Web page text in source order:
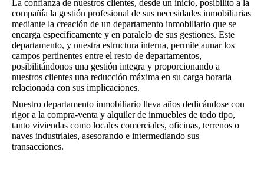
La confianza de nuestros clientes, desde un inicio, posibilito a la
compañía la gestión profesional de sus necesidades inmobiliarias
mediante la creación de un departamento inmobiliario que se
encarga específicamente y en paralelo de sus gestiones. Este
departamento, y nuestra estructura interna, permite aunar los
campos pertinentes entre el resto de departamentos,
posibilitándonos una gestión integra y proporcionando a
nuestros clientes una reducción máxima en su carga horaria
relacionada con sus implicaciones.
Nuestro departamento inmobiliario lleva años dedicándose con
rigor a la compra-venta y alquiler de inmuebles de todo tipo,
tanto viviendas como locales comerciales, oficinas, terrenos o
naves industriales, asesorando e intermediando sus
transacciones.